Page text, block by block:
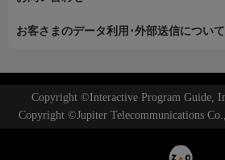
お客さまのデータ利用･外部送信について
Copyright ©Interactive Program Guide,
Copyright ©Jupiter Telecommunications